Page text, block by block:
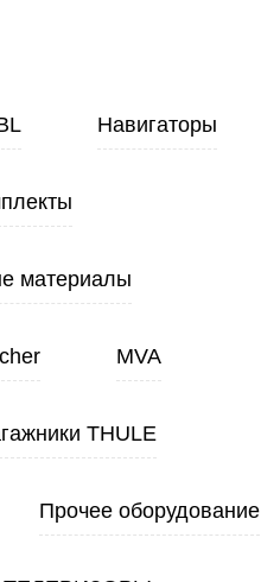
Навигаторы
материалы
MVA
THULE
Прочее оборудование